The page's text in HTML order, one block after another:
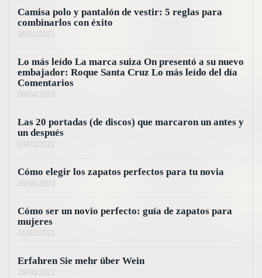
Camisa polo y pantalón de vestir: 5 reglas para
combinarlos con éxito
26/02/2022
Lo más leído La marca suiza On presentó a su nuevo
embajador: Roque Santa Cruz Lo más leído del día
Comentarios
08/04/2023
Las 20 portadas (de discos) que marcaron un antes y
un después
03/03/2022
Cómo elegir los zapatos perfectos para tu novia
26/05/2022
Cómo ser un novio perfecto: guía de zapatos para
mujeres
01/07/2022
Erfahren Sie mehr über Wein
26/08/2022